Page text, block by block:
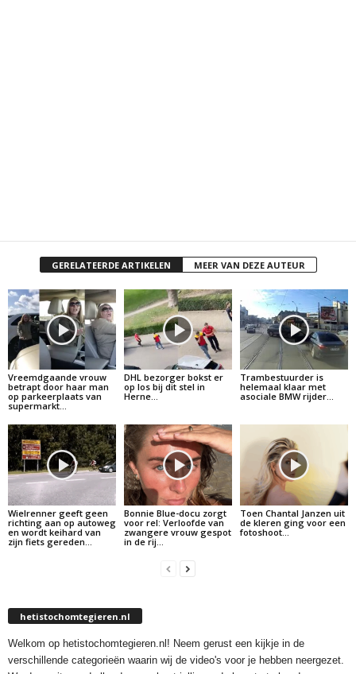
GERELATEERDE ARTIKELEN MEER VAN DEZE AUTEUR
Vreemdgaande vrouw
betrapt door haar man
op parkeerplaats van
supermarkt…
DHL bezorger bokst er
op los bij dit stel in
Herne…
Trambestuurder is
helemaal klaar met
asociale BMW rijder…
Wielrenner geeft geen
richting aan op autoweg
en wordt keihard van
zijn fiets gereden…
Bonnie Blue-docu zorgt
voor rel: Verloofde van
zwangere vrouw gespot
in de rij…
Toen Chantal Janzen uit
de kleren ging voor een
fotoshoot…
hetistochomtegieren.nl
Welkom op hetistochomtegieren.nl! Neem gerust een kijkje in de
verschillende categorieën waarin wij de video's voor je hebben neergezet.